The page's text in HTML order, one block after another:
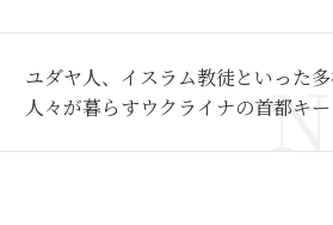
ユダヤ人、イスラム教徒といった
人々が暮らすウクライナの首都キ